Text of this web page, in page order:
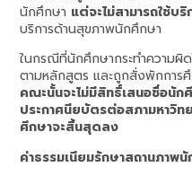
นักศึกษา แต่จะไม่สามารถใช้บ
บริการด้านสุขภาพนักศึกษา
ในกรณีที่นักศึกษากระทำความผิ
ตามหลักสูตร และถูกสั่งพักการ
คณะนั้นจะไม่มีสิทธิ์เสนอชื่อนั
ประกาศนียบัตรต่อสภามหาวิท
ศึกษาจะสิ้นสุดลง
ค่าธรรมเนียมรักษาสถานภาพ